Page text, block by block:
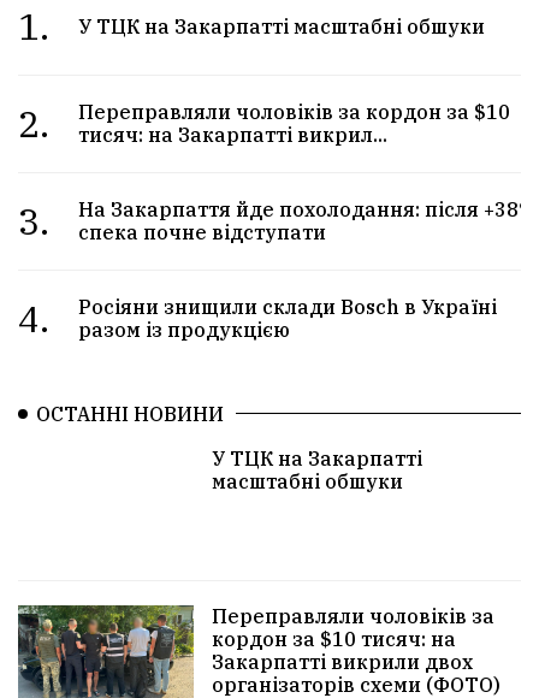
1. У ТЦК на Закарпатті масштабні обшуки
2.
Переправляли чоловіків за кордон за $10
тисяч: на Закарпатті викрил...
3.
На Закарпаття йде похолодання: після +38°
спека почне відступати
4.
Росіяни знищили склади Bosch в Україні
разом із продукцією
ОСТАННІ НОВИНИ
У ТЦК на Закарпатті
масштабні обшуки
Переправляли чоловіків за
кордон за $10 тисяч: на
Закарпатті викрили двох
організаторів схеми (ФОТО)